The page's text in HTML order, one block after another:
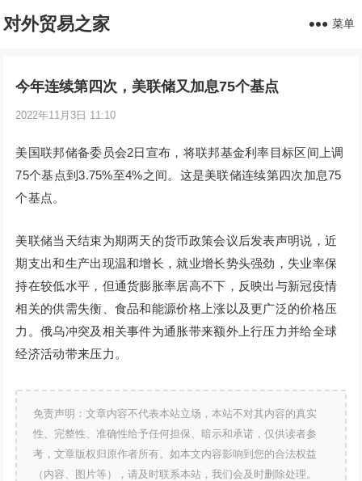
对外贸易之家 菜单
今年连续第四次，美联储又加息75个基点
2022年11月3日 11:10
美国联邦储备委员会2日宣布，将联邦基金利率目标区间上调
75个基点到3.75%至4%之间。这是美联储连续第四次加息75
个基点。
美联储当天结束为期两天的货币政策会议后发表声明说，近
期支出和生产出现温和增长，就业增长势头强劲，失业率保
持在较低水平，但通货膨胀率居高不下，反映出与新冠疫情
相关的供需失衡、食品和能源价格上涨以及更广泛的价格压
力。俄乌冲突及相关事件为通胀带来额外上行压力并给全球
经济活动带来压力。
免责声明：文章内容不代表本站立场，本站不对其内容的真实
性、完整性、准确性给予任何担保、暗示和承诺，仅供读者参
考，文章版权归原作者所有。如本文内容影响到您的合法权益
（内容、图片等），请及时联系本站，我们会及时删除处理。